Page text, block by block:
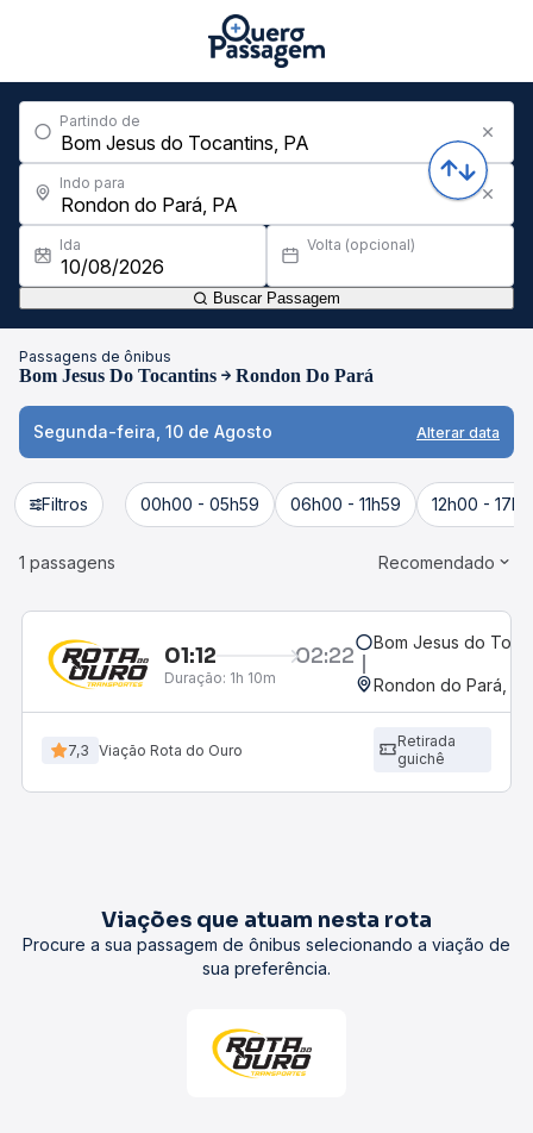
Partindo de
Indo para
Ida Volta (opcional)
Buscar Passagem
Passagens de ônibus
Bom Jesus Do Tocantins Rondon Do Pará
Segunda-feira, 10 de Agosto Alterar data
Filtros 00h00 - 05h59 06h00 - 11h59 12h00 -
1 passagens Recomendado
01:12 02:22
Duração: 1h 10m
Bom Jesus do
Rondon do Pará, PA
7,3 Viação Rota do Ouro
Retirada
guichê
Viações que atuam nesta rota
Procure a sua passagem de ônibus selecionando a viação de
sua preferência.